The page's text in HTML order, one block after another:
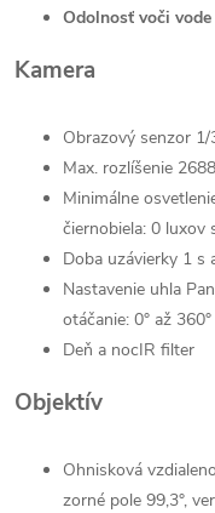
Odolnosť voči
Kamera
Obrazový senzor 1/
Max. rozlíšenie
Minimálne
čiernobiela: 0 luxov
Doba uzávierky 1 s
Nastavenie uhla
otáčanie: 0° až 360°
Deň a nocIR filter
Objektív
Ohnisková
zorné pole 99,3°,